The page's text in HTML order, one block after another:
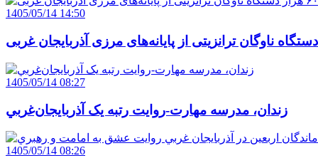
1405/05/14 14:50
1405/05/14 08:27
زندان، مدرسه مهارت-روايت رتبه يک آذربايجان‌غربي
1405/05/14 08:26